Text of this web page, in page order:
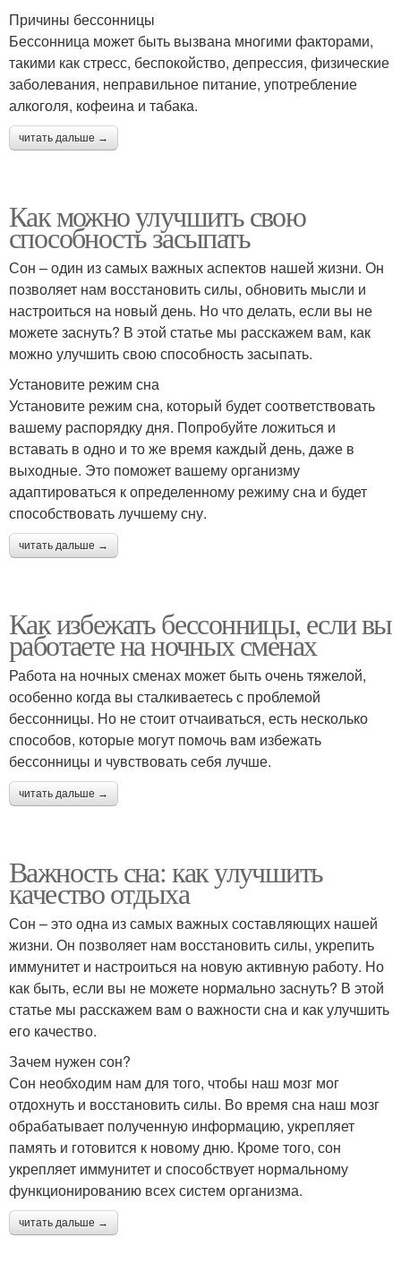
Причины бессонницы
Бессонница может быть вызвана многими факторами,
такими как стресс, беспокойство, депрессия, физические
заболевания, неправильное питание, употребление
алкоголя, кофеина и табака.
читать дальше →
Как можно улучшить свою
способность засыпать
Сон – один из самых важных аспектов нашей жизни. Он
позволяет нам восстановить силы, обновить мысли и
настроиться на новый день. Но что делать, если вы не
можете заснуть? В этой статье мы расскажем вам, как
можно улучшить свою способность засыпать.
Установите режим сна
Установите режим сна, который будет соответствовать
вашему распорядку дня. Попробуйте ложиться и
вставать в одно и то же время каждый день, даже в
выходные. Это поможет вашему организму
адаптироваться к определенному режиму сна и будет
способствовать лучшему сну.
читать дальше →
Как избежать бессонницы, если вы
работаете на ночных сменах
Работа на ночных сменах может быть очень тяжелой,
особенно когда вы сталкиваетесь с проблемой
бессонницы. Но не стоит отчаиваться, есть несколько
способов, которые могут помочь вам избежать
бессонницы и чувствовать себя лучше.
читать дальше →
Важность сна: как улучшить
качество отдыха
Сон – это одна из самых важных составляющих нашей
жизни. Он позволяет нам восстановить силы, укрепить
иммунитет и настроиться на новую активную работу. Но
как быть, если вы не можете нормально заснуть? В этой
статье мы расскажем вам о важности сна и как улучшить
его качество.
Зачем нужен сон?
Сон необходим нам для того, чтобы наш мозг мог
отдохнуть и восстановить силы. Во время сна наш мозг
обрабатывает полученную информацию, укрепляет
память и готовится к новому дню. Кроме того, сон
укрепляет иммунитет и способствует нормальному
функционированию всех систем организма.
читать дальше →